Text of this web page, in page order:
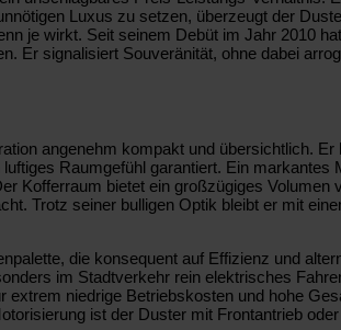
Luxus zu setzen, überzeugt der
je wirkt. Seit seinem Debüt im Jahr 2010
Er signalisiert Souveränität, ohne dabei
angenehm kompakt und übersichtlich.
Raumgefühl garantiert. Ein
Kofferraum bietet ein großzügiges
Trotz seiner bulligen Optik bleibt er mit
die konsequent auf Effizienz und
im Stadtverkehr rein elektrisches
niedrige Betriebskosten und hohe
ist der Duster mit Frontantrieb